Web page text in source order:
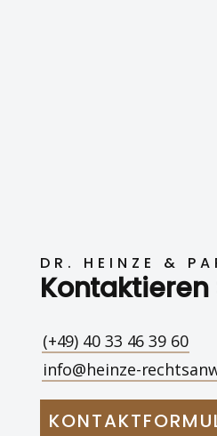
DR. HEINZE &
Kontaktieren
(+49) 40 33 46 39 60
info@heinze-